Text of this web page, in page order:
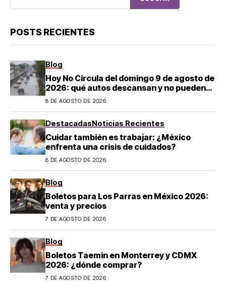
POSTS RECIENTES
Blog
Hoy No Circula del domingo 9 de agosto de
2026: qué autos descansan y no pueden
salir en CDMX y el Estado de México; estos
8 DE AGOSTO DE 2026
DestacadasNoticias Recientes
Cuidar también es trabajar: ¿México
enfrenta una crisis de cuidados?
8 DE AGOSTO DE 2026
Blog
Boletos para Los Parras en México 2026:
venta y precios
7 DE AGOSTO DE 2026
Blog
Boletos Taemin en Monterrey y CDMX
2026: ¿dónde comprar?
7 DE AGOSTO DE 2026